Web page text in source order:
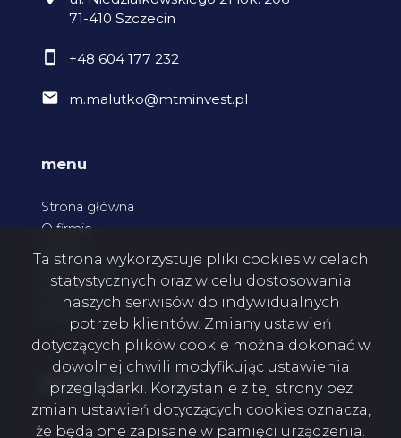
71-410 Szczecin
+48 604 177 232
m.malutko@mtminvest.pl
menu
Strona główna
O firmie
Kontakt
social media Facebook
Ta strona wykorzystuje pliki cookies w celach
statystycznych oraz w celu dostosowania
naszych serwisów do indywidualnych
potrzeb klientów. Zmiany ustawień
dotyczących plików cookie można dokonać w
dowolnej chwili modyfikując ustawienia
przeglądarki. Korzystanie z tej strony bez
zmian ustawień dotyczących cookies oznacza,
że będą one zapisane w pamięci urządzenia.